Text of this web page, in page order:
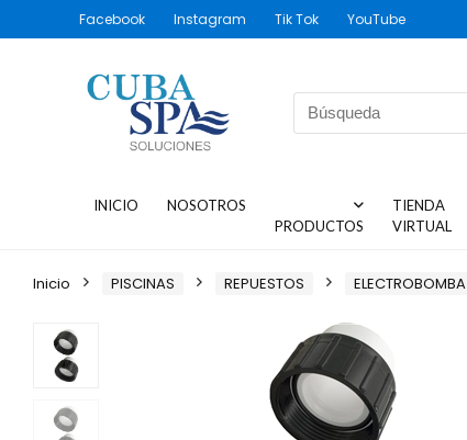
Facebook Instagram Tik Tok YouTube
INICIO
NOSOTROS
PRODUCTOS
TIENDA
VIRTUAL
Inicio PISCINAS REPUESTOS ELECTROBOMBA